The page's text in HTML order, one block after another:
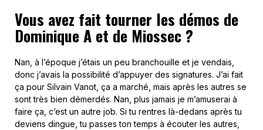
Vous avez fait tourner les démos de
Dominique A et de Miossec ?
Nan, à l’époque j’étais un peu branchouille et je vendais,
donc j’avais la possibilité d’appuyer des signatures. J’ai fait
ça pour Silvain Vanot, ça a marché, mais après les autres se
sont très bien démerdés. Nan, plus jamais je m’amuserai à
faire ça, c’est un autre job. Si tu rentres là-dedans après tu
deviens dingue, tu passes ton temps à écouter les autres,